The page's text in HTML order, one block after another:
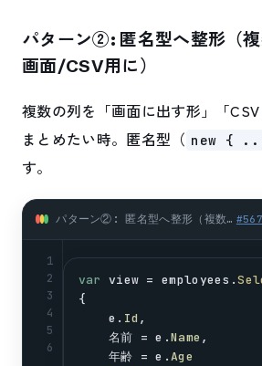
パターン②: 匿名型へ整形（
画面/CSV用に）
複数の列を「画面に出す形」「
まとめたい時。匿名型（ new {
す。
パターン②: 匿名型へ整形（複数列をまとめて画面/CSV用に） (csharp) #
1
2
3
4
5
6
var view = employees .
{
e . Id ,
    名前 =
e .Name ,
    年齢 =
e .Age